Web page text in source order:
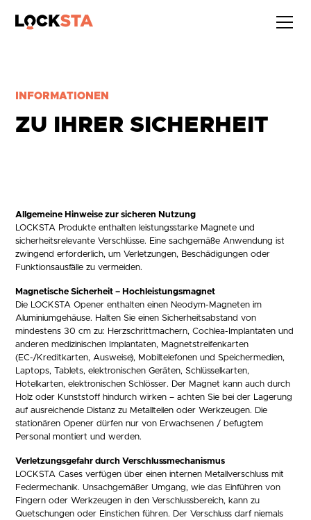
INFORMATIONEN
ZU IHRER SICHERHEIT
Allgemeine Hinweise zur sicheren Nutzung
LOCKSTA Produkte enthalten leistungsstarke Magnete und
sicherheitsrelevante Verschlüsse. Eine sachgemäße Anwendung ist
zwingend erforderlich, um Verletzungen, Beschädigungen oder
Funktionsausfälle zu vermeiden.
Magnetische Sicherheit – Hochleistungsmagnet
Die LOCKSTA Opener enthalten einen Neodym-Magneten im
Aluminiumgehäuse. Halten Sie einen Sicherheitsabstand von
mindestens 30 cm zu: Herzschrittmachern, Cochlea-Implantaten und
anderen medizinischen Implantaten, Magnetstreifenkarten
(EC-/Kreditkarten, Ausweise), Mobiltelefonen und Speichermedien,
Laptops, Tablets, elektronischen Geräten, Schlüsselkarten,
Hotelkarten, elektronischen Schlösser. Der Magnet kann auch durch
Holz oder Kunststoff hindurch wirken – achten Sie bei der Lagerung
auf ausreichende Distanz zu Metallteilen oder Werkzeugen. Die
stationären Opener dürfen nur von Erwachsenen / befugtem
Personal montiert und werden.
Verletzungsgefahr durch Verschlussmechanismus
LOCKSTA Cases verfügen über einen internen Metallverschluss mit
Federmechanik. Unsachgemäßer Umgang, wie das Einführen von
Fingern oder Werkzeugen in den Verschlussbereich, kann zu
Quetschungen oder Einstichen führen. Der Verschluss darf niemals